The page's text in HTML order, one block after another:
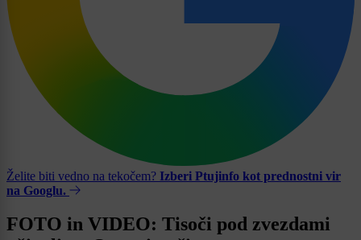
Želite biti vedno na tekočem? Izberi Ptujinfo kot prednostni vir
na Googlu.
FOTO in VIDEO: Tisoči pod zvezdami